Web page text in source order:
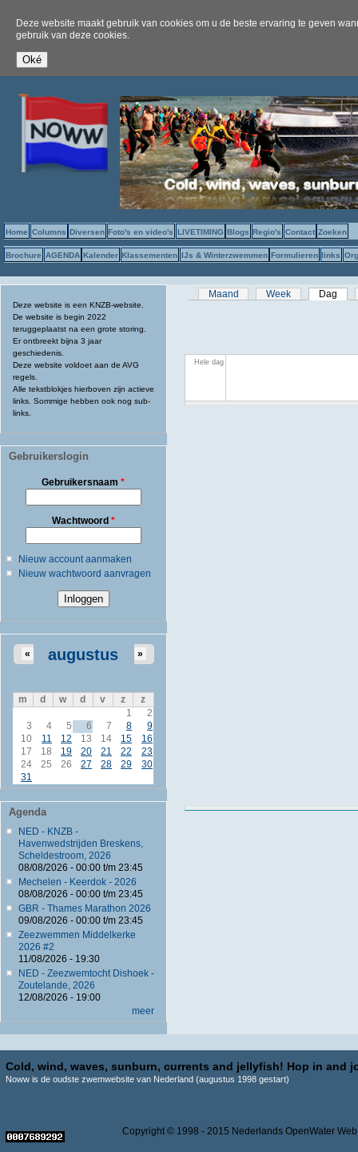
Deze website maakt gebruik van cookies om u de beste ervaring te geven
gebruik van deze cookies.
Home Columns Diversen Foto's en video's LIVETIMING Blogs Regio's Contact Zoeken
Brochure AGENDA Kalender Klassementen IJs & Winterzwemmen Formulieren links
Deze website is een KNZB-website.
De website is begin 2022
teruggeplaatst na een grote storing.
Er ontbreekt bijna 3 jaar
geschiedenis.
Deze website voldoet aan de AVG
regels.
Alle tekstblokjes hierboven zijn actieve
links. Sommige hebben ook nog sub-
links.
Gebruikerslogin
Gebruikersnaam*
Wachtwoord *
Nieuw account aanmaken
Nieuw wachtwoord aanvragen
augustus
« »
m d w d v z
z
1
2
3
4 5 6 7 8
9
10
11 12 13 14 15
16
17
18 19 20 21 22
23
24
25 26 27 28 29
30
31
Agenda
NED - KNZB -
Havenwedstrijden Breskens,
Scheldestroom, 2026
08/08/2026 - 00:00t/m 23:45
Mechelen - Keerdok - 2026
08/08/2026 - 00:00t/m 23:45
GBR - Thames Marathon 2026
09/08/2026 - 00:00t/m 23:45
Zeezwemmen Middelkerke
2026 #2
11/08/2026 - 19:30
NED - Zeezwemtocht Dishoek -
Zoutelande, 2026
12/08/2026 - 19:00
meer
Primaire tabs
Maand Week Dag
Hele dag
Cold, wind, waves, sunburn, currents and jellyfish! Hop in and
Noww is de oudste zwemwebsite van Nederland (augustus 1998 gestart)
Copyright © 1998 - 2015 Nederlands OpenWater